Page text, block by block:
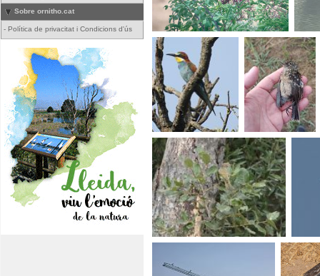
Sobre ornitho.cat
- Política de privacitat i Condicions d'ús